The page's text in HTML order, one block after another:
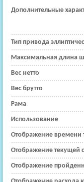
Дополнительные
Тип привода
Максимальная длина
Вес нетто
Вес брутто
Рама
Использование
Отображение времени
Отображение текущей
Отображение